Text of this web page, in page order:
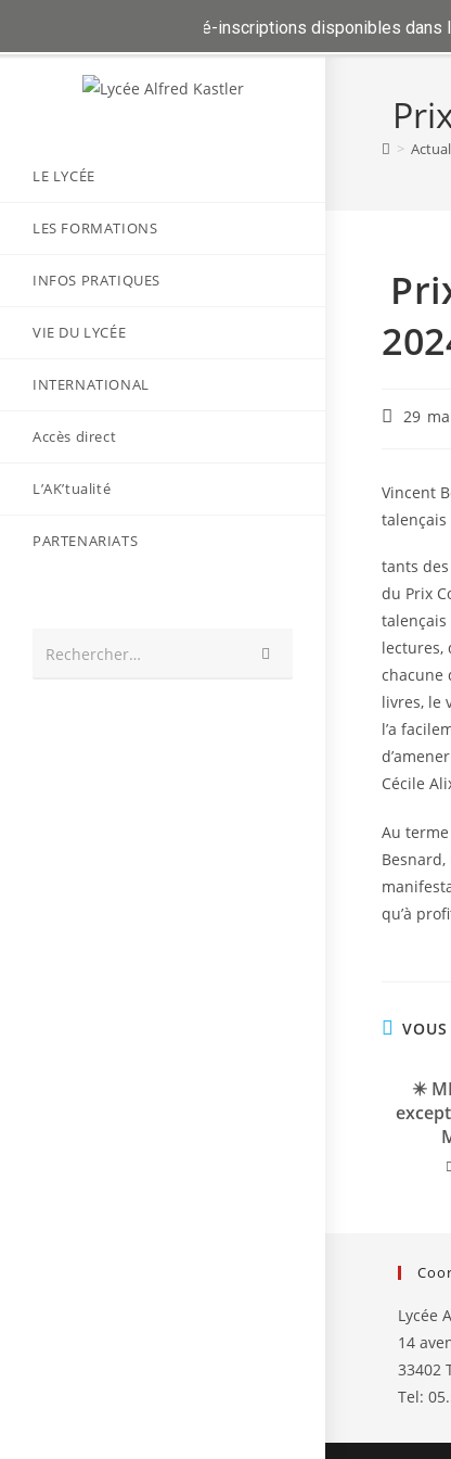
LE LYCÉE
LES FORMATIONS
INFOS PRATIQUES
VIE DU LYCÉE
INTERNATIONAL
Accès direct
L’AK’tualité
PARTENARIATS
Rechercher…
>
29
Vincent
talençais
tants
du Prix
talençais
lectures,
chacune
livres, le
l’a
Cécile
Au
qu’à
✴️
Lycée
14
33402
Tel:
d'inscriptions et ré-inscriptions disponibles dans